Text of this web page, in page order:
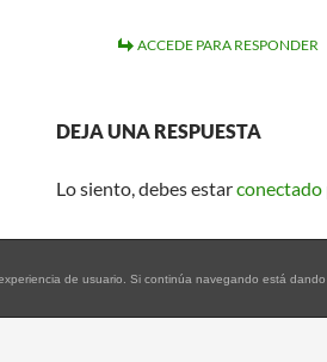
ACCEDE PARA RESPONDER
DEJA UNA RESPUESTA
Lo siento, debes estarconectado
de usuario. Si continúa navegando está